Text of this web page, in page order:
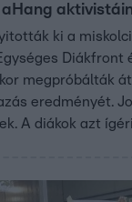
aHang
ki a
Diákfront
megpróbálták
eredményét.
A diákok azt
a választásokba.